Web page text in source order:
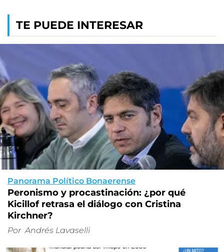
TE PUEDE INTERESAR
Panorama Político Bonaerense
Peronismo y procastinación: ¿por qué
Kicillof retrasa el diálogo con Cristina
Kirchner?
Por Andrés Lavaselli